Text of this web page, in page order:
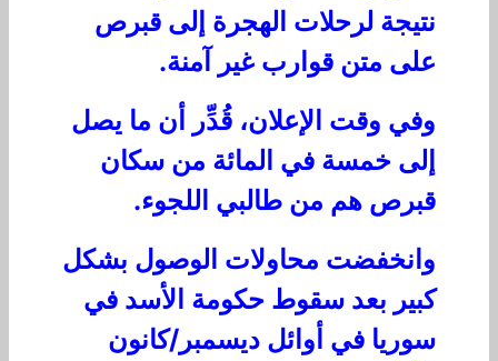
نتيجة لرحلات الهجرة إلى قبرص
على متن قوارب غير آمنة.
وفي وقت الإعلان، قُدِّر أن ما يصل
إلى خمسة في المائة من سكان
قبرص هم من طالبي اللجوء.
وانخفضت محاولات الوصول بشكل
كبير بعد سقوط حكومة الأسد في
سوريا في أوائل ديسمبر/كانون